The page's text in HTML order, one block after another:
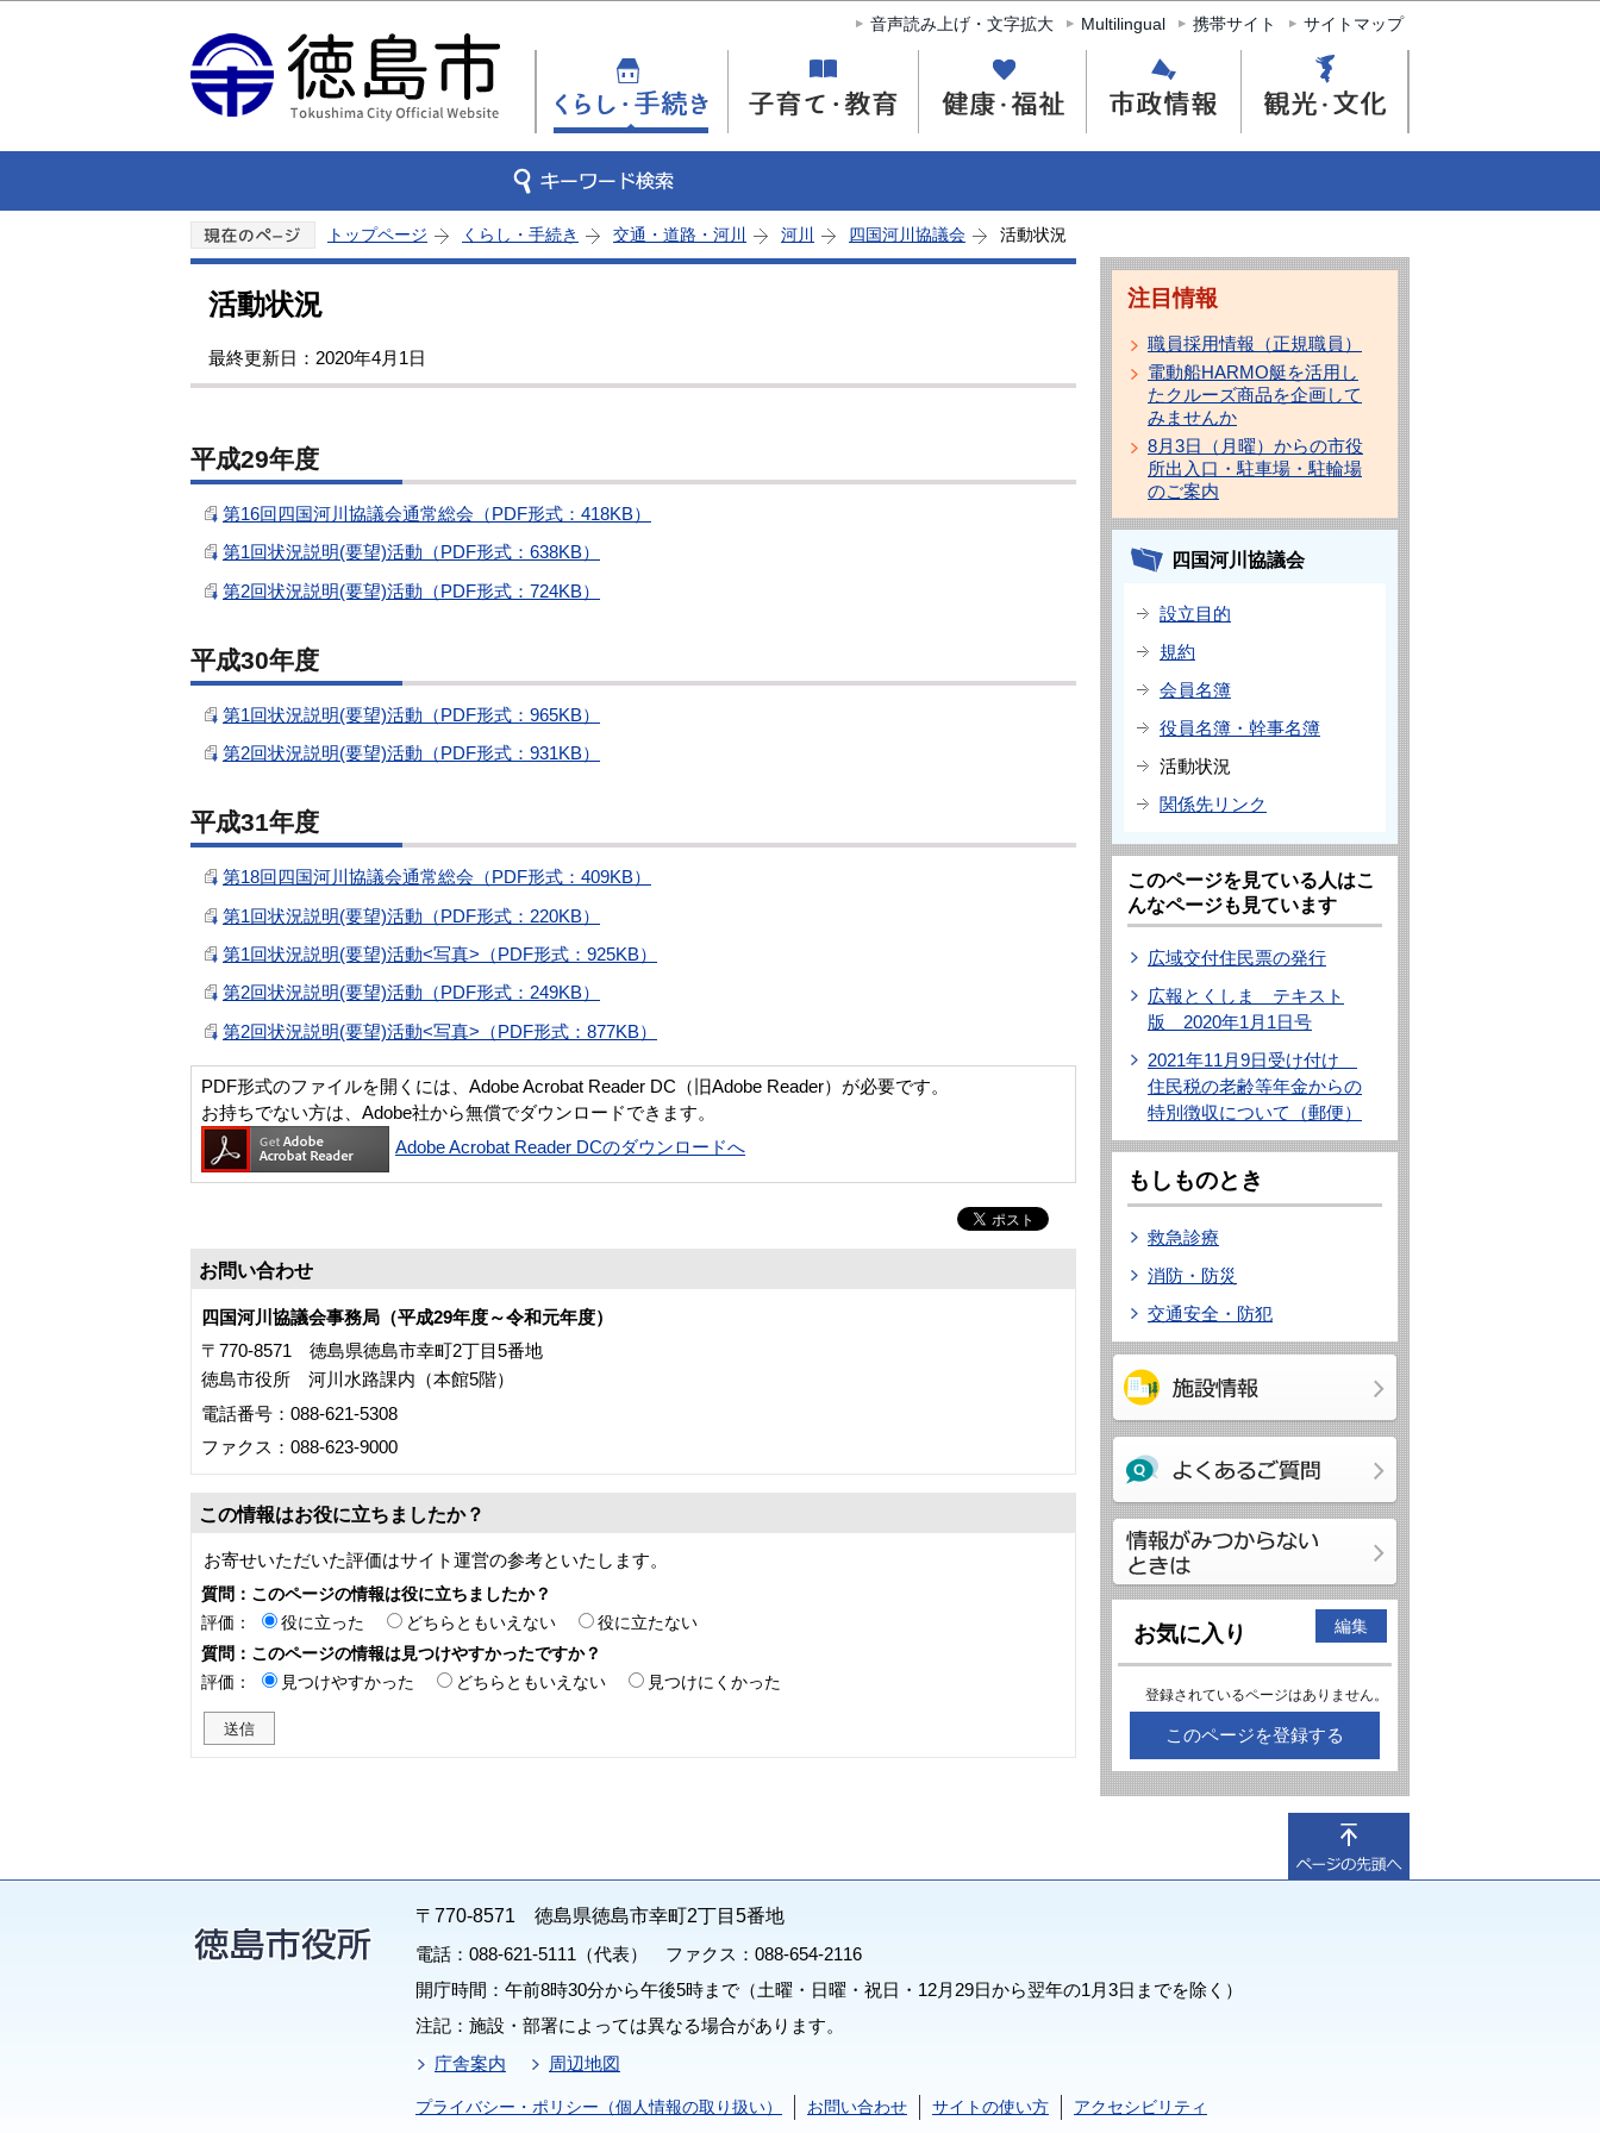
このページの本文へ移動
音声読み上げ・文字拡大 Multilingual 携帯サイト サイトマップ
トップページ くらし・手続き 交通・道路・河川 河川 四国河川協議会 活動状況
活動状況
最終更新日：2020年4月1日
平成29年度
第16回四国河川協議会通常総会（PDF形式：418KB）
第1回状況説明(要望)活動（PDF形式：638KB）
第2回状況説明(要望)活動（PDF形式：724KB）
平成30年度
第1回状況説明(要望)活動（PDF形式：965KB）
第2回状況説明(要望)活動（PDF形式：931KB）
平成31年度
第18回四国河川協議会通常総会（PDF形式：409KB）
第1回状況説明(要望)活動（PDF形式：220KB）
第1回状況説明(要望)活動<写真>（PDF形式：925KB）
第2回状況説明(要望)活動（PDF形式：249KB）
第2回状況説明(要望)活動<写真>（PDF形式：877KB）
PDF形式のファイルを開くには、Adobe Acrobat Reader DC（旧Adobe Reader）が必要です。
お持ちでない方は、Adobe社から無償でダウンロードできます。
Adobe Acrobat Reader DCのダウンロードへ
お問い合わせ
四国河川協議会事務局（平成29年度～令和元年度）
〒770-8571 徳島県徳島市幸町2丁目5番地
徳島市役所 河川水路課内（本館5階）
電話番号：088-621-5308
ファクス：088-623-9000
この情報はお役に立ちましたか？
お寄せいただいた評価はサイト運営の参考といたします。
質問：このページの情報は役に立ちましたか？
評価：
役に立った どちらともいえない
役に立たない
質問：このページの情報は見つけやすかったですか？
評価：
見つけやすかった どちらともいえない 見つけにくかった
注目情報
職員採用情報（正規職員）
電動船HARMO艇を活用し
たクルーズ商品を企画して
みませんか
8月3日（月曜）からの市役
所出入口・駐車場・駐輪場
のご案内
四国河川協議会
設立目的
規約
会員名簿
役員名簿・幹事名簿
活動状況
関係先リンク
このページを見ている人はこ
んなページも見ています
広域交付住民票の発行
広報とくしま テキスト
版 2020年1月1日号
2021年11月9日受け付け
住民税の老齢等年金からの
特別徴収について（郵便）
もしものとき
救急診療
消防・防災
交通安全・防犯
お気に入り 編集
登録されているページはありません。
このページを登録する
〒770-8571 徳島県徳島市幸町2丁目5番地
電話：088-621-5111（代表） ファクス：088-654-2116
開庁時間：午前8時30分から午後5時まで（土曜・日曜・祝日・12月29日から翌年の1月3日までを除く）
注記：施設・部署によっては異なる場合があります。
庁舎案内
周辺地図
プライバシー・ポリシー（個人情報の取り扱い） お問い合わせ サイトの使い方 アクセシビリティ